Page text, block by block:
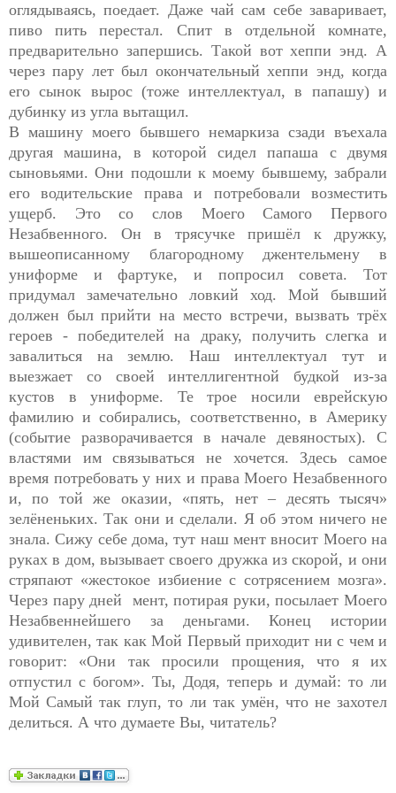
оглядываясь, поедает. Даже чай сам себе заваривает,
пиво пить перестал. Спит в отдельной комнате,
предварительно запершись. Такой вот хеппи энд. А
через пару лет был окончательный хеппи энд, когда
его сынок вырос (тоже интеллектуал, в папашу) и
дубинку из угла вытащил.
В машину моего бывшего немаркиза сзади въехала
другая машина, в которой сидел папаша с двумя
сыновьями. Они подошли к моему бывшему, забрали
его водительские права и потребовали возместить
ущерб. Это со слов Моего Самого Первого
Незабвенного. Он в трясучке пришёл к дружку,
вышеописанному благородному джентельмену в
униформе и фартуке, и попросил совета. Тот
придумал замечательно ловкий ход. Мой бывший
должен был прийти на место встречи, вызвать трёх
героев - победителей на драку, получить слегка и
завалиться на землю. Наш интеллектуал тут и
выезжает со своей интеллигентной будкой из-за
кустов в униформе. Те трое носили еврейскую
фамилию и собирались, соответственно, в Америку
(событие разворачивается в начале девяностых). С
властями им связываться не хочется. Здесь самое
время потребовать у них и права Моего Незабвенного
и, по той же оказии, «пять, нет – десять тысяч»
зелёненьких. Так они и сделали. Я об этом ничего не
знала. Сижу себе дома, тут наш мент вносит Моего на
руках в дом, вызывает своего дружка из скорой, и они
стряпают «жестокое избиение с сотрясением мозга».
Через пару дней мент, потирая руки, посылает Моего
Незабвеннейшего за деньгами. Конец истории
удивителен, так как Мой Первый приходит ни с чем и
говорит: «Они так просили прощения, что я их
отпустил с богом». Ты, Додя, теперь и думай: то ли
Мой Самый так глуп, то ли так умён, что не захотел
делиться. А что думаете Вы, читатель?